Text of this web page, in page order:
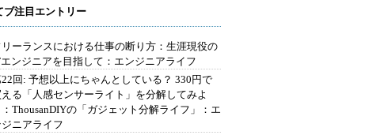
ブ注目エントリー
リーランスにおける仕事の断り方：生涯現役の
ンジニアを目指して：エンジニアライフ
回: 予想以上にちゃんとしている？ 330円で
える「人感センサーライト」を分解してみよ
：ThousanDIYの「ガジェット分解ライフ」：エ
ジニアライフ